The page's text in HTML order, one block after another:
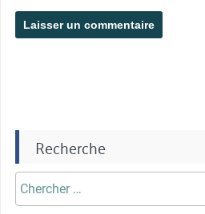
Recherche
Chercher
aprè: